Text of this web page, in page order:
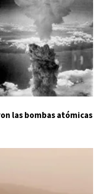
las bombas atómicas